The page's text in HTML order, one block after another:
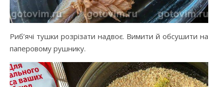
Риб’ячі тушки розрізати надвоє. Вимити й обсушити на
паперовому рушнику.